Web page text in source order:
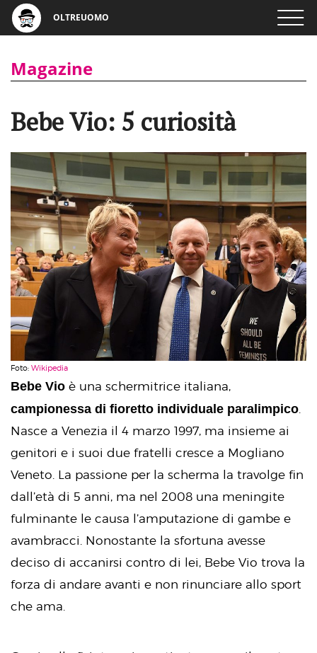
OLTREUOMO
Magazine
Bebe Vio: 5 curiosità
Foto: Wikipedia
Bebe Vio è una schermitrice italiana,
campionessa di fioretto individuale paralimpico
Nasce a Venezia il 4 marzo 1997, ma insieme ai
genitori e i suoi due fratelli cresce a Mogliano
Veneto. La passione per la scherma la travolge fin
dall’età di 5 anni, ma nel 2008 una meningite
fulminante le causa l’amputazione di gambe e
avambracci. Nonostante la sfortuna avesse
deciso di accanirsi contro di lei, Bebe Vio trova la
forza di andare avanti e non rinunciare allo sport
che ama.